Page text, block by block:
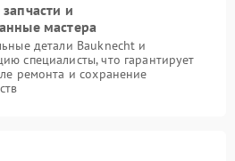
и
мастера
детали Bauknecht и
специалисты, что гарантирует
ремонта и сохранение